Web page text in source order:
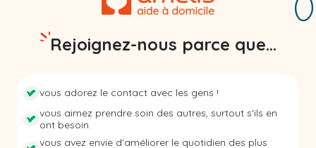
Rejoignez-nous parce que...
vous adorez le contact avec les gens !
vous aimez prendre soin des autres, surtout s'ils en
ont besoin.
vous avez envie d'améliorer le quotidien des plus